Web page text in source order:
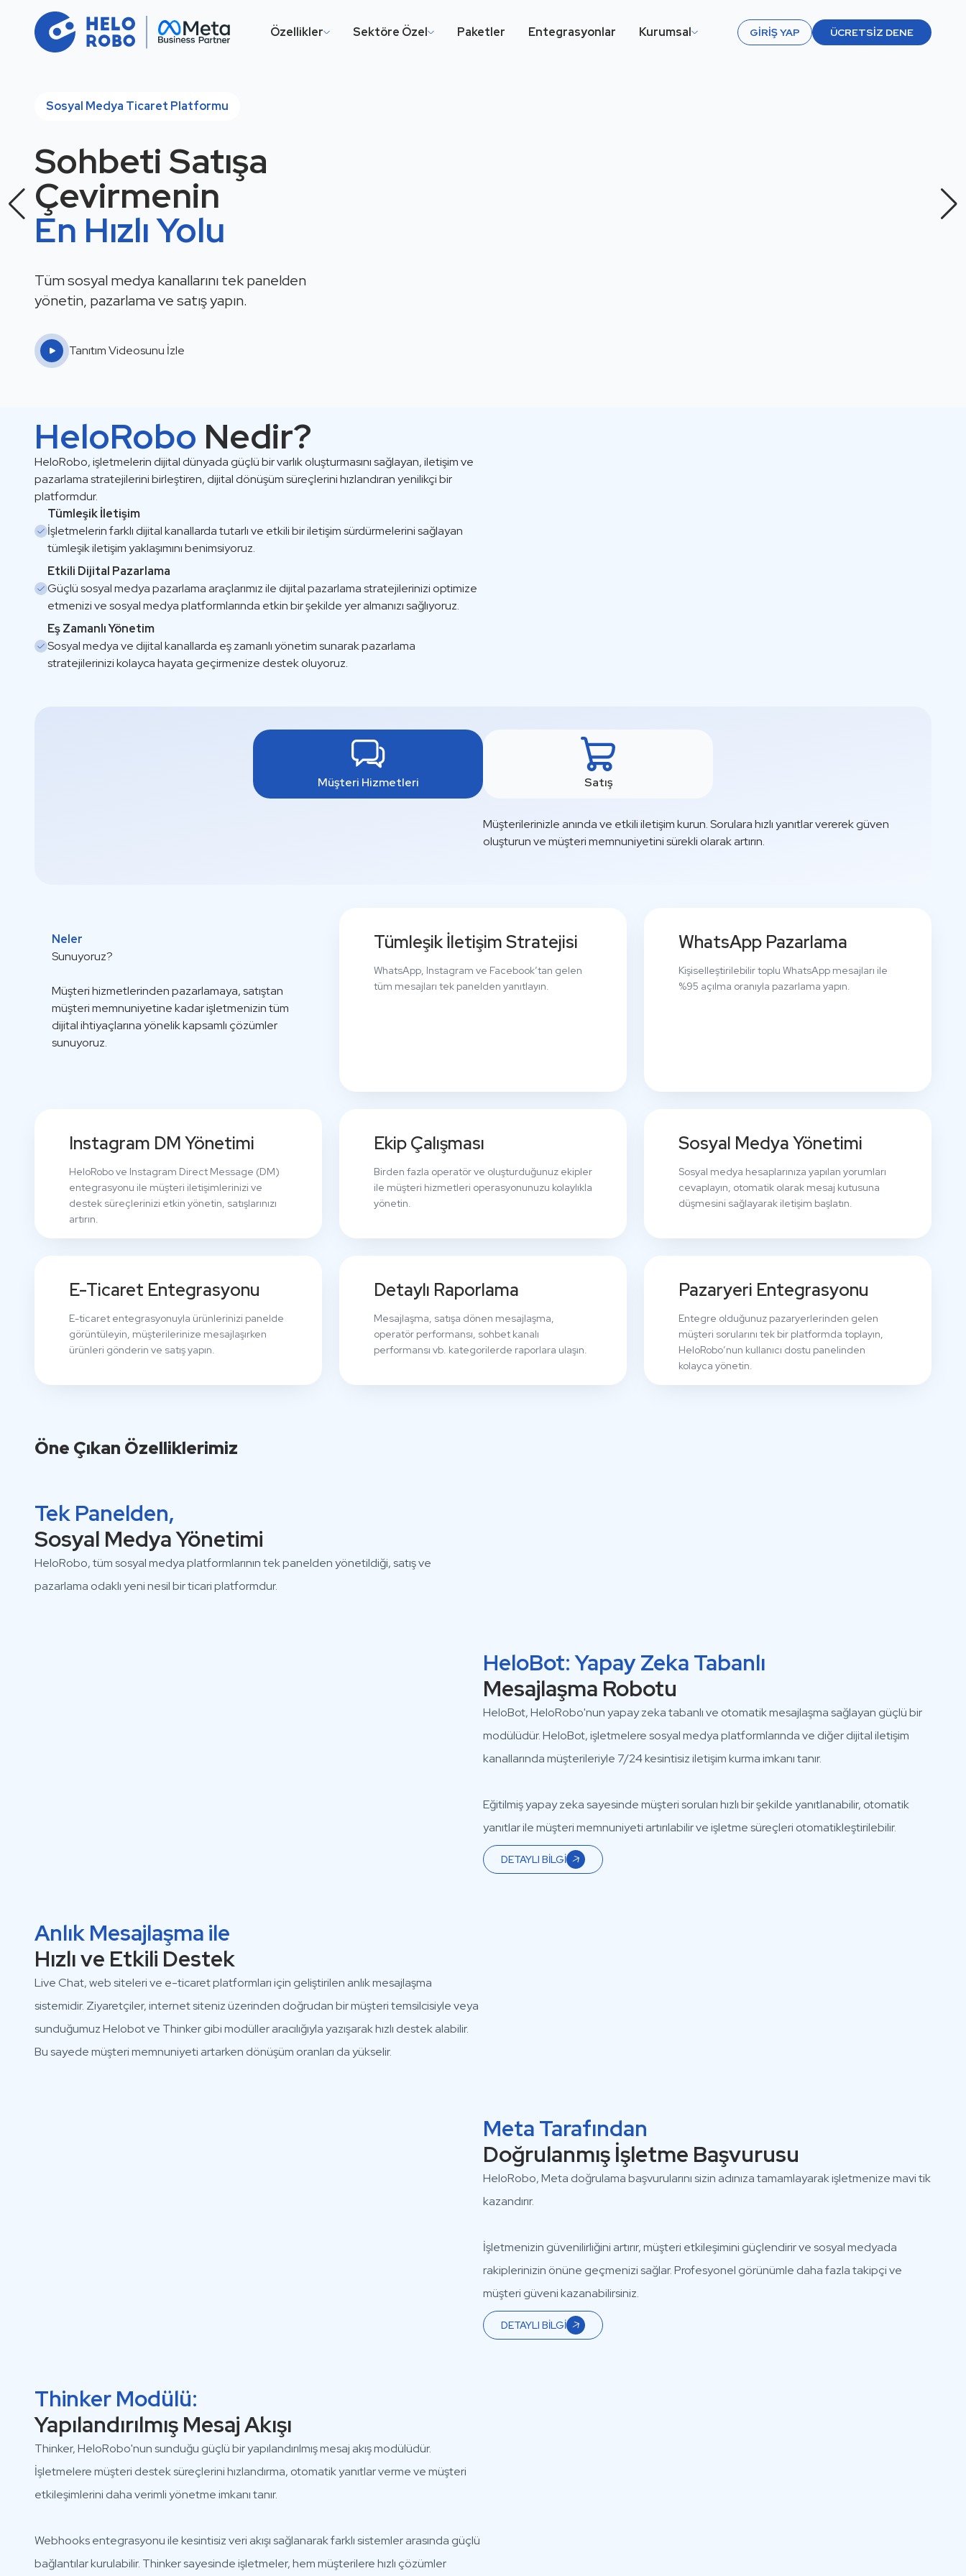
Özellikler Sektöre Özel Paketler Entegrasyonlar Kurumsal GIRIŞ YAP ÜCRETSIZ DENE
Sosyal Medya Ticaret Platformu
Sohbeti Satışa
Çevirmenin
En Hızlı Yolu
Tüm sosyal medya kanallarını tek panelden
yönetin, pazarlama ve satış yapın.
Tanıtım Videosunu İzle
HeloRobo Nedir?
HeloRobo, işletmelerin dijital dünyada güçlü bir varlık oluşturmasını sağlayan, iletişim ve
pazarlama stratejilerini birleştiren, dijital dönüşüm süreçlerini hızlandıran yenilikçi bir
platformdur.
Tümleşik İletişim
İşletmelerin farklı dijital kanallarda tutarlı ve etkili bir iletişim sürdürmelerini sağlayan
tümleşik iletişim yaklaşımını benimsiyoruz.
Etkili Dijital Pazarlama
Güçlü sosyal medya pazarlama araçlarımız ile dijital pazarlama stratejilerinizi optimize
etmenizi ve sosyal medya platformlarında etkin bir şekilde yer almanızı sağlıyoruz.
Eş Zamanlı Yönetim
Sosyal medya ve dijital kanallarda eş zamanlı yönetim sunarak pazarlama
stratejilerinizi kolayca hayata geçirmenize destek oluyoruz.
Müşteri Hizmetleri Satış
Müşterilerinizle anında ve etkili iletişim kurun. Sorulara hızlı yanıtlar vererek güven
oluşturun ve müşteri memnuniyetini sürekli olarak artırın.
Neler
Sunuyoruz?
Müşteri hizmetlerinden pazarlamaya, satıştan
müşteri memnuniyetine kadar işletmenizin tüm
dijital ihtiyaçlarına yönelik kapsamlı çözümler
sunuyoruz.
Tümleşik İletişim Stratejisi
WhatsApp, Instagram ve Facebook’tan gelen
tüm mesajları tek panelden yanıtlayın.
WhatsApp Pazarlama
Kişiselleştirilebilir toplu WhatsApp mesajları ile
%95 açılma oranıyla pazarlama yapın.
Instagram DM Yönetimi
HeloRobo ve Instagram Direct Message (DM)
entegrasyonu ile müşteri iletişimlerinizi ve
destek süreçlerinizi etkin yönetin, satışlarınızı
artırın.
Ekip Çalışması
Birden fazla operatör ve oluşturduğunuz ekipler
ile müşteri hizmetleri operasyonunuzu kolaylıkla
yönetin.
Sosyal Medya Yönetimi
Sosyal medya hesaplarınıza yapılan yorumları
cevaplayın, otomatik olarak mesaj kutusuna
düşmesini sağlayarak iletişim başlatın.
E-Ticaret Entegrasyonu
E-ticaret entegrasyonuyla ürünlerinizi panelde
görüntüleyin, müşterilerinize mesajlaşırken
ürünleri gönderin ve satış yapın.
Detaylı Raporlama
Mesajlaşma, satışa dönen mesajlaşma,
operatör performansı, sohbet kanalı
performansı vb. kategorilerde raporlara ulaşın.
Pazaryeri Entegrasyonu
Entegre olduğunuz pazaryerlerinden gelen
müşteri sorularını tek bir platformda toplayın,
HeloRobo’nun kullanıcı dostu panelinden
kolayca yönetin.
Öne Çıkan Özelliklerimiz
Tek Panelden,
Sosyal Medya Yönetimi
HeloRobo, tüm sosyal medya platformlarının tek panelden yönetildiği, satış ve
pazarlama odaklı yeni nesil bir ticari platformdur.
HeloBot: Yapay Zeka Tabanlı
Mesajlaşma Robotu
HeloBot, HeloRobo'nun yapay zeka tabanlı ve otomatik mesajlaşma sağlayan güçlü bir
modülüdür. HeloBot, işletmelere sosyal medya platformlarında ve diğer dijital iletişim
kanallarında müşterileriyle 7/24 kesintisiz iletişim kurma imkanı tanır.
Eğitilmiş yapay zeka sayesinde müşteri soruları hızlı bir şekilde yanıtlanabilir, otomatik
yanıtlar ile müşteri memnuniyeti artırılabilir ve işletme süreçleri otomatikleştirilebilir.
DETAYLI BİLGİ
Anlık Mesajlaşma ile
Hızlı ve Etkili Destek
Live Chat, web siteleri ve e-ticaret platformları için geliştirilen anlık mesajlaşma
sistemidir. Ziyaretçiler, internet siteniz üzerinden doğrudan bir müşteri temsilcisiyle veya
sunduğumuz Helobot ve Thinker gibi modüller aracılığıyla yazışarak hızlı destek alabilir.
Bu sayede müşteri memnuniyeti artarken dönüşüm oranları da yükselir.
Meta Tarafından
Doğrulanmış İşletme Başvurusu
HeloRobo, Meta doğrulama başvurularını sizin adınıza tamamlayarak işletmenize mavi tik
kazandırır.
İşletmenizin güvenilirliğini artırır, müşteri etkileşimini güçlendirir ve sosyal medyada
rakiplerinizin önüne geçmenizi sağlar. Profesyonel görünümle daha fazla takipçi ve
müşteri güveni kazanabilirsiniz.
DETAYLI BİLGİ
Thinker Modülü:
Yapılandırılmış Mesaj Akışı
Thinker, HeloRobo'nun sunduğu güçlü bir yapılandırılmış mesaj akış modülüdür.
İşletmelere müşteri destek süreçlerini hızlandırma, otomatik yanıtlar verme ve müşteri
etkileşimlerini daha verimli yönetme imkanı tanır.
Webhooks entegrasyonu ile kesintisiz veri akışı sağlanarak farklı sistemler arasında güçlü
bağlantılar kurulabilir. Thinker sayesinde işletmeler, hem müşterilere hızlı çözümler